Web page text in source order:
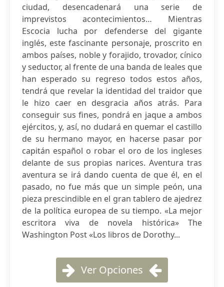
ciudad, desencadenará una serie de
imprevistos acontecimientos… Mientras
Escocia lucha por defenderse del gigante
inglés, este fascinante personaje, proscrito en
ambos países, noble y forajido, trovador, cínico
y seductor, al frente de una banda de leales que
han esperado su regreso todos estos años,
tendrá que revelar la identidad del traidor que
le hizo caer en desgracia años atrás. Para
conseguir sus fines, pondrá en jaque a ambos
ejércitos, y, así, no dudará en quemar el castillo
de su hermano mayor, en hacerse pasar por
capitán español o robar el oro de los ingleses
delante de sus propias narices. Aventura tras
aventura se irá dando cuenta de que él, en el
pasado, no fue más que un simple peón, una
pieza prescindible en el gran tablero de ajedrez
de la política europea de su tiempo. «La mejor
escritora viva de novela histórica» The
Washington Post «Los libros de Dorothy...
Ver Opciones